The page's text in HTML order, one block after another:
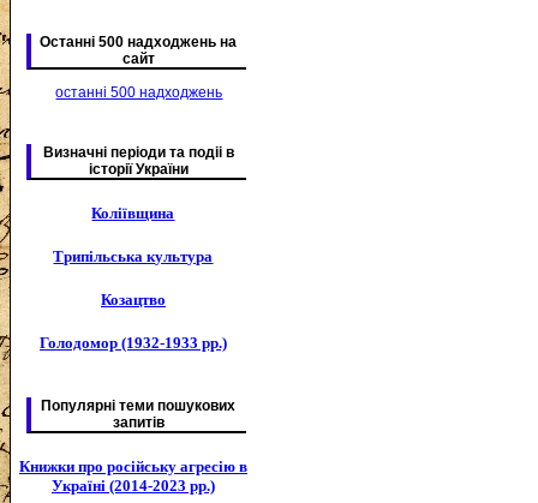
Останні 500 надходжень на
сайт
останні 500 надходжень
Визначні періоди та подіі в
історії України
Коліївщина
Трипільська культура
Козацтво
Голодомор (1932-1933 рр.)
Популярні теми пошукових
запитів
Книжки про російську агресію в
Україні (2014-2023 рр.)